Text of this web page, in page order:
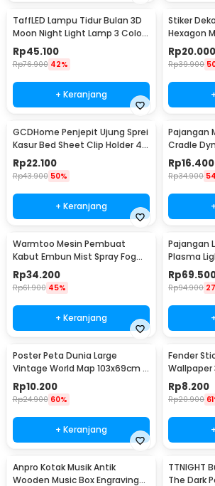
TaffLED Lampu Tidur Bulan 3D
Moon Night Light Lamp 3 Color
8cm 1W 5V - LD002701
Rp45.100
Rp76.900 42%
+ Keranjang
Stiker
Hexagon
Rp20.000
Rp39.900
GCDHome Penjepit Ujung Sprei
Kasur Bed Sheet Clip Holder 4
PCS - FS-1809
Rp22.100
Rp43.900 50%
+ Keranjang
Pajangan
Cradle
Rp16.400
Rp34.900
Warmtoo Mesin Pembuat
Kabut Embun Mist Spray Fog
Maker 12 LED 24V - WT01
Rp34.200
Rp61.900 45%
+ Keranjang
Pajangan
Plasma
ZC211700
Rp
Rp94.900
Poster Peta Dunia Large
Vintage World Map 103x69cm -
N401
Rp10.200
Rp24.900 60%
+ Keranjang
Fender
Wallpaper
Mirror 9
Rp8.200
Rp20.900
Anpro Kotak Musik Antik
Wooden Music Box Engraving
TTNIGHT
The Dark